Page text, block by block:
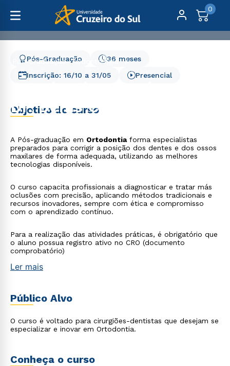
0
Pós-Graduação
Odontologia
Ortodontia - Equipe Prof. Dr. Denis Clay
Dr. Denis Clay
36 meses
Pós-Graduação
Presencial
Inscrição: 16/10 a 31/05
Objetivo do curso
A Pós-graduação em Ortodontiaforma especialistas
preparados para corrigir a posição dos dentes e dos ossos
maxilares de forma adequada, utilizando as melhores
tecnologias disponíveis.
O curso capacita profissionais a diagnosticar e tratar más
oclusões com precisão, aplicando métodos tradicionais e
recursos inovadores, sempre com ética e compromisso
com o aprendizado contínuo.
Para a realização das atividades práticas, é obrigatório que
o aluno possua registro ativo no CRO (documento
comprobatório)
Ler mais
Público Alvo
O curso é voltado para cirurgiões-dentistas que desejam se
especializar e inovar em Ortodontia.
Conheça o curso